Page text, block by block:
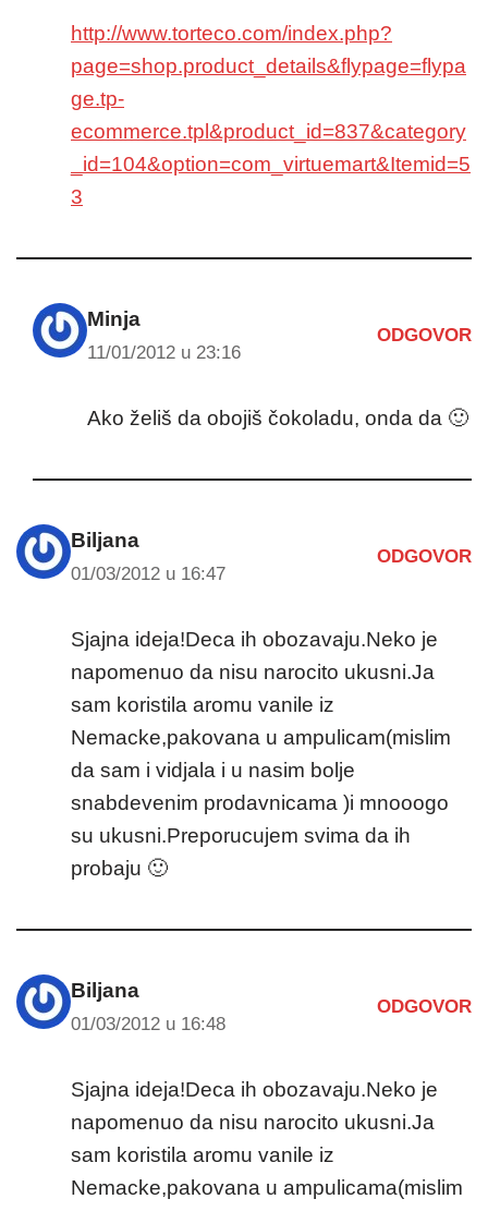
http://www.torteco.com/index.php?
page=shop.product_details&flypage=flypa
ge.tp-
ecommerce.tpl&product_id=837&category
_id=104&option=com_virtuemart&Itemid=5
3
Minja
11/01/2012 u 23:16
ODGOVOR
Ako želiš da obojiš čokoladu, onda da 🙂
Biljana
01/03/2012 u 16:47
ODGOVOR
Sjajna ideja!Deca ih obozavaju.Neko je
napomenuo da nisu narocito ukusni.Ja
sam koristila aromu vanile iz
Nemacke,pakovana u ampulicam(mislim
da sam i vidjala i u nasim bolje
snabdevenim prodavnicama )i mnooogo
su ukusni.Preporucujem svima da ih
probaju 🙂
Biljana
01/03/2012 u 16:48
ODGOVOR
Sjajna ideja!Deca ih obozavaju.Neko je
napomenuo da nisu narocito ukusni.Ja
sam koristila aromu vanile iz
Nemacke,pakovana u ampulicama(mislim